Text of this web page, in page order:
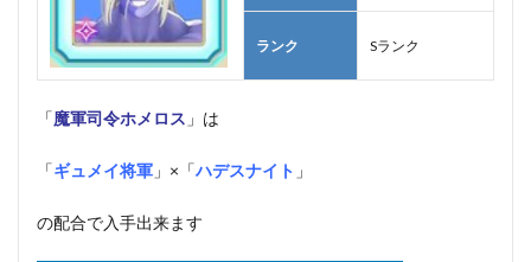
ランク Sランク
「魔軍司令ホメロス 」は
「ギュメイ将軍 」×「ハデスナイト 」
の配合で入手出来ます